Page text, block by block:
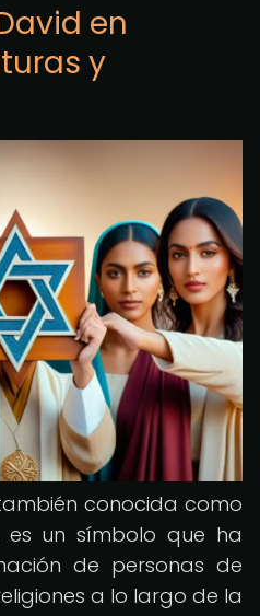
en
y
conocida como
es un símbolo que ha
de personas de
a lo largo de la